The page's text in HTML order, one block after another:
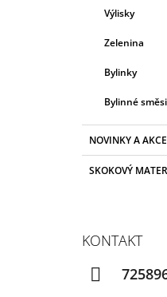
Výlisky
Zelenina
Bylinky
Bylinné směsi
NOVINKY A AKCE
SKOKOVÝ
KONTAKT